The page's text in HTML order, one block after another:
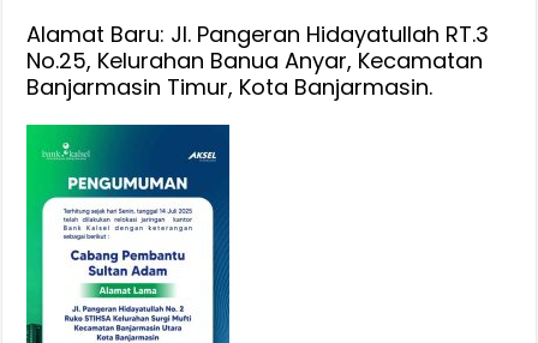
Alamat Baru: Jl. Pangeran Hidayatullah RT.3
No.25, Kelurahan Banua Anyar, Kecamatan
Banjarmasin Timur, Kota Banjarmasin.